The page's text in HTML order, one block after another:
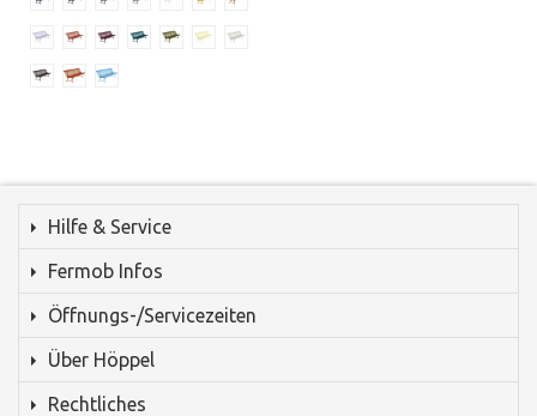
Hilfe & Service
Fermob Infos
Öffnungs-/Servicezeiten
Über Höppel
Rechtliches